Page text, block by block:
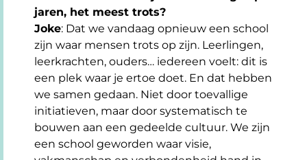
jaren, het meest trots?
Joke: Dat we vandaag opnieuw een school
zijn waar mensen trots op zijn. Leerlingen,
leerkrachten, ouders… iedereen voelt: dit is
een plek waar je ertoe doet. En dat hebben
we samen gedaan. Niet door toevallige
initiatieven, maar door systematisch te
bouwen aan een gedeelde cultuur. We zijn
een school geworden waar visie,